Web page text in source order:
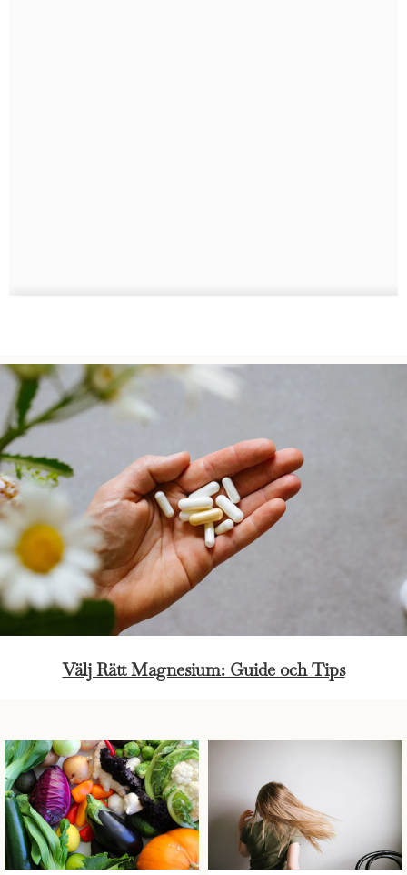
Välj Rätt Magnesium: Guide och Tips